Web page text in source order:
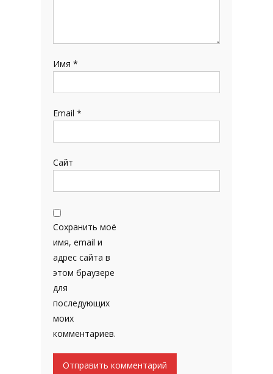
Имя*
Email*
Сайт
Сохранить моё
имя, email и
адрес сайта в
этом браузере
для
последующих
моих
комментариев.